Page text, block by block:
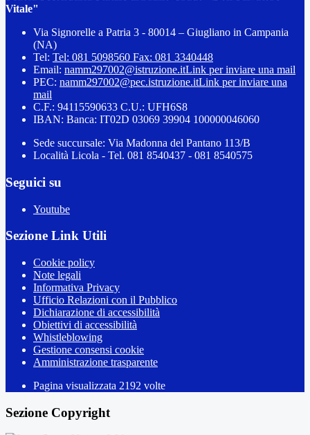
Vitale"
Via Signorelle a Patria 3 - 80014 – Giugliano in Campania
(NA)
Tel: Tel: 081 5098560 Fax: 081 3340448
Email: namm297002@istruzione.itLink per inviare una mail
PEC: namm297002@pec.istruzione.itLink per inviare una
mail
C.F.: 94115590633 C.U.: UFH6S8
IBAN: Banca: IT02D 03069 39904 100000046060
Sede succursale: Via Madonna del Pantano 113/B
Località Licola - Tel. 081 8540437 - 081 8540575
Seguici su
Youtube
Sezione Link Utili
Cookie policy
Note legali
Informativa Privacy
Ufficio Relazioni con il Pubblico
Dichiarazione di accessibilità
Obiettivi di accessibilità
Whistleblowing
Gestione consensi cookie
Amministrazione trasparente
Pagina visualizzata 2192 volte
Sezione Copyright